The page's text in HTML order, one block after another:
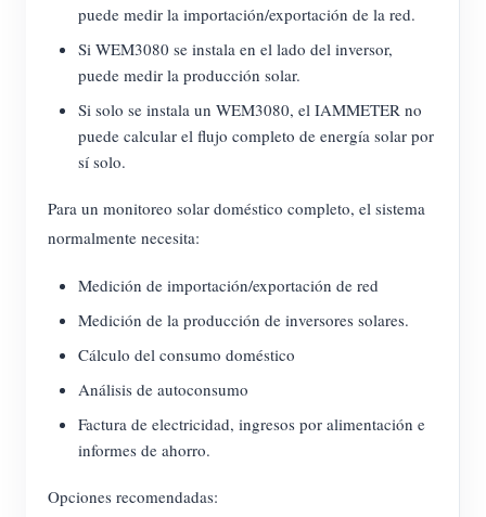
puede medir la importación/exportación de la red.
Si WEM3080 se instala en el lado del inversor,
puede medir la producción solar.
Si solo se instala un WEM3080, el IAMMETER no
puede calcular el flujo completo de energía solar por
sí solo.
Para un monitoreo solar doméstico completo, el sistema
normalmente necesita:
Medición de importación/exportación de red
Medición de la producción de inversores solares.
Cálculo del consumo doméstico
Análisis de autoconsumo
Factura de electricidad, ingresos por alimentación e
informes de ahorro.
Opciones recomendadas: